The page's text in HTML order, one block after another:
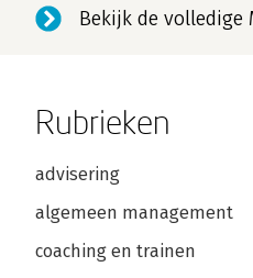
Bekijk de volledige
Rubrieken
advisering
algemeen management
coaching en trainen